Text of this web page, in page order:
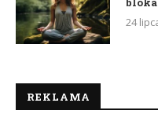
24
REKLAMA